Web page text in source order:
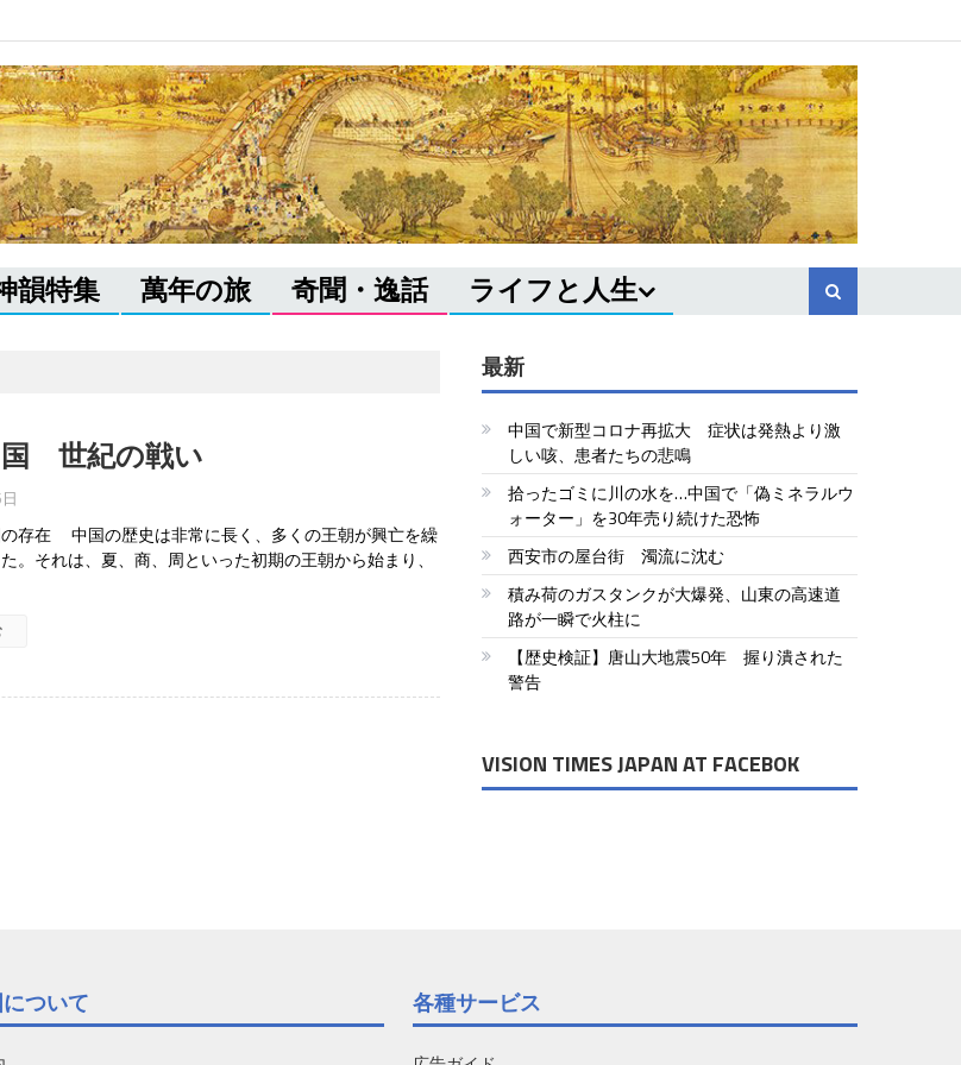
韻特集 萬年の旅 奇聞・逸話 ライフと人生
世紀の戦い
存在 中国の歴史は非常に長く、多くの王朝が興亡を繰
。それは、夏、商、周といった初期の王朝から始まり、
最新
中国で新型コロナ再拡大 症状は発熱より激
しい咳、患者たちの悲鳴
拾ったゴミに川の水を…中国で「偽ミネラルウ
ォーター」を30年売り続けた恐怖
西安市の屋台街 濁流に沈む
積み荷のガスタンクが大爆発、山東の高速道
路が一瞬で火柱に
【歴史検証】唐山大地震50年 握り潰された
警告
VISION TIMES JAPAN AT FACEBOK
ついて 各種サービス